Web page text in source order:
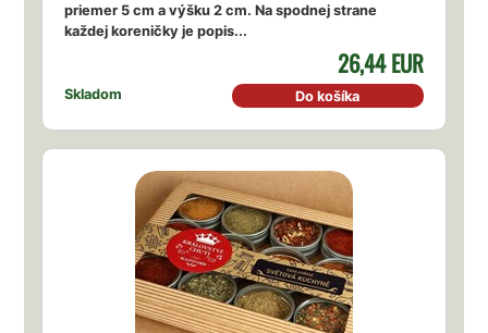
priemer 5 cm a výšku 2 cm. Na spodnej strane
každej koreničky je popis...
Skladom
26,44 EUR
Do košíka